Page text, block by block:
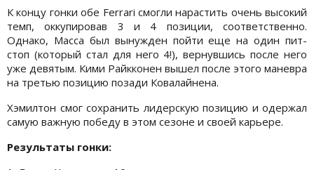
К концу гонки обе Ferrari смогли нарастить очень высокий
темп, оккупировав 3 и 4 позиции, соответственно.
Однако, Масса был вынужден пойти еще на один пит-
стоп (который стал для него 4!), вернувшись после него
уже девятым. Кими Райкконен вышел после этого маневра
на третью позицию позади Ковалайнена.
Хэмилтон смог сохранить лидерскую позицию и одержал
самую важную победу в этом сезоне и своей карьере.
Результаты гонки: